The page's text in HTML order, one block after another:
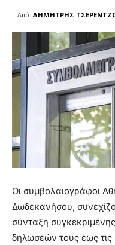
Από ΔΗΜΗΤΡΗΣ
Οι συμβολαιογράφοι
Δωδεκανήσου,
σύνταξη
δηλώσεών τους έως